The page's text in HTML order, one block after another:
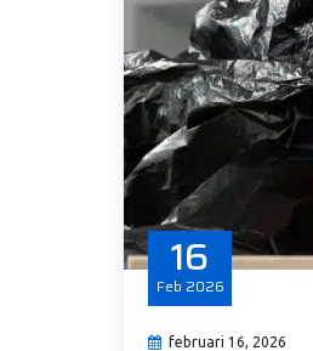
16
Feb 2026
februari 16, 2026